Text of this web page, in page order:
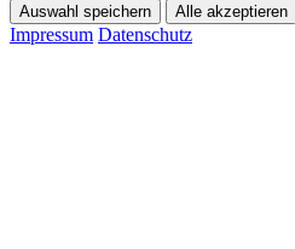
Auswahl speichern Alle akzeptieren
Impressum Datenschutz